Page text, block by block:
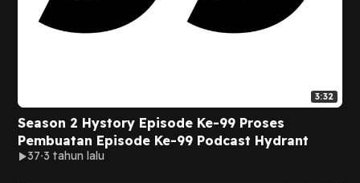
3:32
Season 2 Hystory Episode Ke-99 Proses
Pembuatan Episode Ke-99 Podcast Hydrant
37 3 tahun lalu